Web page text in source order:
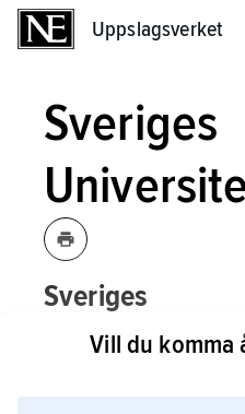
Uppslagsverket
Sveriges
Sveriges
Vill du komma